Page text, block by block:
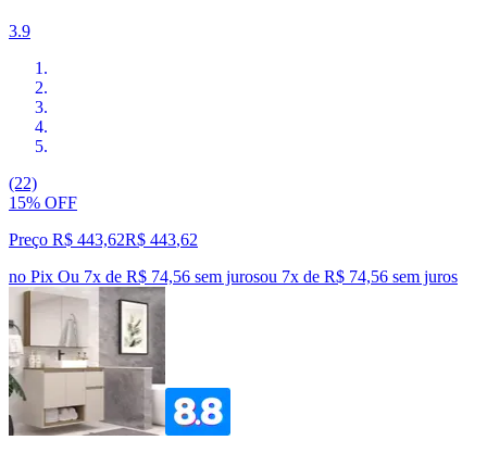
3.9
(22)
15% OFF
Preço R$ 443,62R$ 443,62
no Pix Ou 7x de R$ 74,56 sem jurosou 7x de R$ 74,56 sem juros